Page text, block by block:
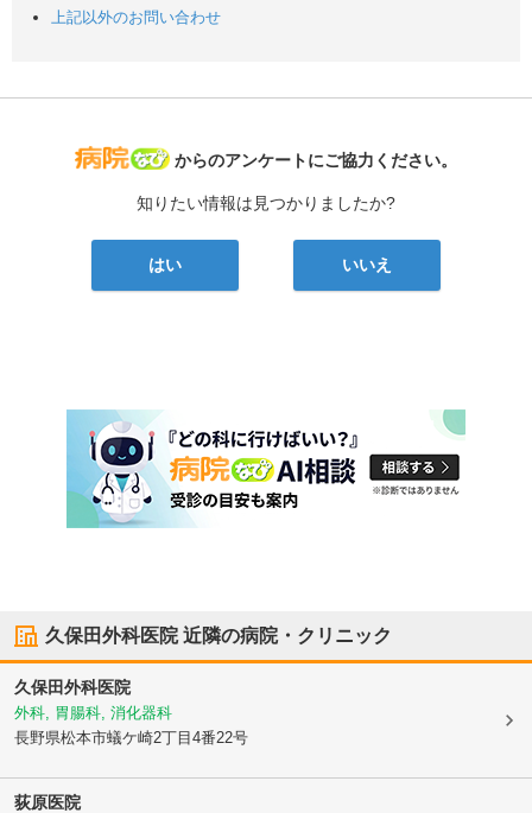
上記以外のお問い合わせ
病院なび
からのアンケートにご協力ください。
知りたい情報は見つかりましたか?
はい いいえ
久保田外科医院近隣の病院・クリニック
久保田外科医院
外科, 胃腸科, 消化器科
長野県松本市蟻ケ崎2丁目4番22号
荻原医院